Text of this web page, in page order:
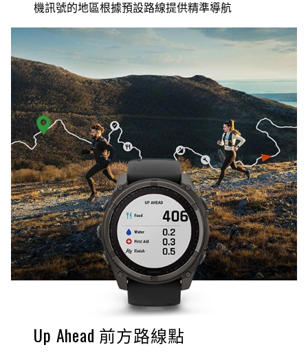
機訊號的地區根據預設路線提供精準導航
Up Ahead 前方路線點